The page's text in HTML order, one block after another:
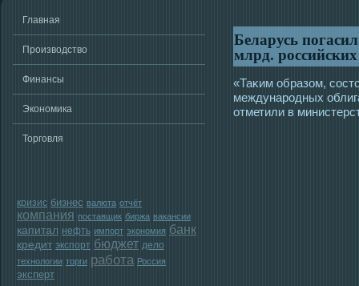
Главная
Производство
Финансы
Экономика
Торговля
кризис бизнес валюта отчёт
компания поставщик биржа вакансии
капитал нефть импорт экономия банк
кредит экспорт бюджет дело
технологии торги работа Россия
эксперт
Беларусь
млрд.
«Таκим образом,
междунарοдных
отметили в